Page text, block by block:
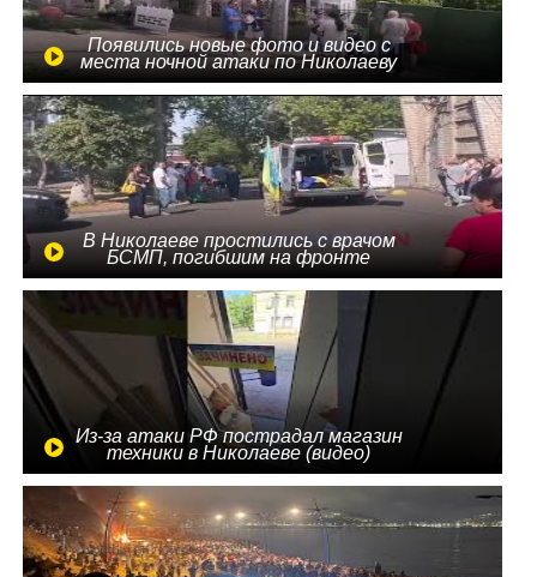
Появились новые фото и видео с
места ночной атаки по Николаеву
В Николаеве простились с врачом
БСМП, погибшим на фронте
Из-за атаки РФ пострадал магазин
техники в Николаеве (видео)